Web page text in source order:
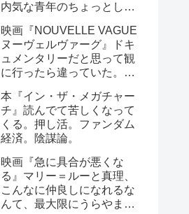
内気な青年のちょっとした
えるシーンもあります。
映画『NOUVELLE VAGUE
ヌーヴェルヴァーグ』ドキ
ュメンタリーだと思って観
に行ったら違っていた。こ
の？と思っていたら世紀の
傑作が出来たという、すご
い話し。
本『イン・ザ・メガチャー
チ』読んでて苦しくなって
くる。押し活。ファンダム
経済。陰謀論。
映画『急に具合が悪くな
る』マリー＝ルーと真理、
こんなに仲良しになれるな
んて、最大限にうらやまし